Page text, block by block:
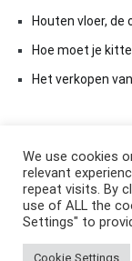
Houten vloer, de
Hoe moet je
Het verkopen
Copyright © 2026
We use cookies
relevant
repeat visits. By
use of ALL the
Settings" to
Cookie Settings